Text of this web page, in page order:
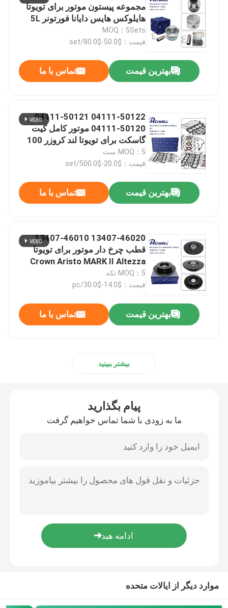
ارسال
فیلترهای ماشین
مجموعه پیستون موتور برای تویوتا
هایلوکس هایس دایانا فورتونر 5L
MOQ：5Sets
قیمت：$50.0-$80.0/set
بهترین قیمت تماس با ما
04111-50122 04111-50121
04111-50120 موتور کامل کیت
گاسکت برای تویوتا لند کروزر 100
UZJ100
MOQ：5 ست
قیمت：$20.0-$500.0/set
بهترین قیمت تماس با ما
13407-46020 13407-46010
قطب چرخ دار موتور برای تویوتا
Crown Aristo MARK II Altezza
1JZ 2JZ
MOQ：5 تکه
قیمت：$14.0-$30.0/pc
بهترین قیمت تماس با ما
بیشتر ببینید
پیام بگذارید
ما به زودی با شما تماس خواهیم گرفت
موارد دیگر از ایالات متحده